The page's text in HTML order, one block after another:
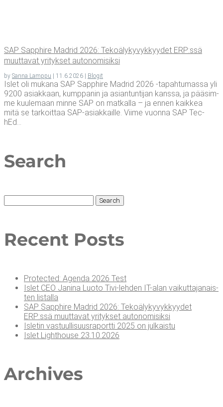
SAP Sapp­hi­re Madrid 2026: Teko­ä­ly­ky­vyk­kyy­det ERP:ssä
muut­ta­vat yri­tyk­set autonomisiksi
by Sanna Lamppu 11.6.2026 Blogit
Islet oli muka­na SAP Sapp­hi­re Madrid 2026 ‑tapah­tu­mas­sa yli
9200 asiak­kaan, kump­pa­nin ja asian­tun­ti­jan kans­sa, ja pää­sim­
me kuu­le­maan min­ne SAP on mat­kal­la – ja ennen kaik­kea
mitä se tar­koit­taa SAP-asiakkaille. Vii­me vuon­na SAP Tec­
hEd...
Search
for:
Recent Posts
Pro­tec­ted: Agen­da 2026 Test
Islet CEO Jani­na Luo­to Tivi-leh­den IT-alan vai­kut­ta­ja­nais­
ten listalla
SAP Sapp­hi­re Madrid 2026: Teko­ä­ly­ky­vyk­kyy­det
ERP:ssä muut­ta­vat yri­tyk­set autonomisiksi
Isle­tin vas­tuul­li­suus­ra­port­ti 2025 on julkaistu
Islet Light­house 23.10.2026
Arc­hi­ves